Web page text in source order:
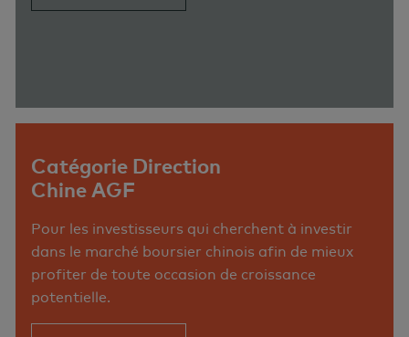
Catégorie Direction
Chine AGF
Pour les investisseurs qui cherchent à investir
dans le marché boursier chinois afin de mieux
profiter de toute occasion de croissance
potentielle.